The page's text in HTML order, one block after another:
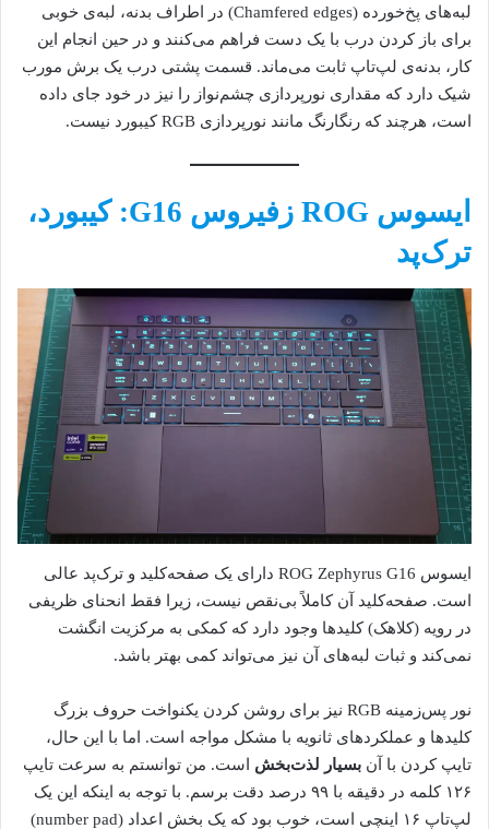
لبه‌های پخ‌خورده (Chamfered edges) در اطراف بدنه، لبه‌ی خوبی
برای باز کردن درب با یک دست فراهم می‌کنند و در حین انجام این
کار، بدنه‌ی لپ‌تاپ ثابت می‌ماند. قسمت پشتی درب یک برش مورب
شیک دارد که مقداری نورپردازی چشم‌نواز را نیز در خود جای داده
است، هرچند که رنگارنگ مانند نورپردازی RGB کیبورد نیست.
ایسوس ROG زفیروس G16: کیبورد،
ترک‌پد
ایسوس ROG Zephyrus G16 دارای یک صفحه‌کلید و ترک‌پد عالی
است. صفحه‌کلید آن کاملاً بی‌نقص نیست، زیرا فقط انحنای ظریفی
در رویه (کلاهک) کلیدها وجود دارد که کمکی به مرکزیت انگشت
نمی‌کند و ثبات لبه‌های آن نیز می‌تواند کمی بهتر باشد.
نور پس‌زمینه RGB نیز برای روشن کردن یکنواخت حروف بزرگ
کلیدها و عملکردهای ثانویه با مشکل مواجه است. اما با این حال،
تایپ کردن با آن بسیار لذت‌بخش است. من توانستم به سرعت تایپ
۱۲۶ کلمه در دقیقه با ۹۹ درصد دقت برسم. با توجه به اینکه این یک
لپ‌تاپ ۱۶ اینچی است، خوب بود که یک بخش اعداد (number pad)